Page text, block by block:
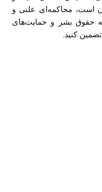
است، محاکمه‌ای علنی و
به حقوق بشر و حمایت‌های
کنید.